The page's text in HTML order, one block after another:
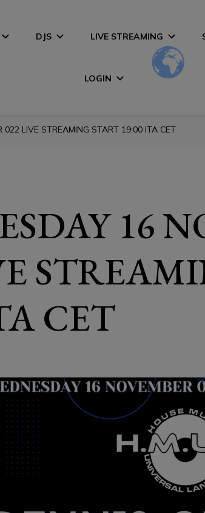
DJS LIVE STREAMING
LOGIN
LIVE STREAMING START 19:00 ITA CET
16
CET